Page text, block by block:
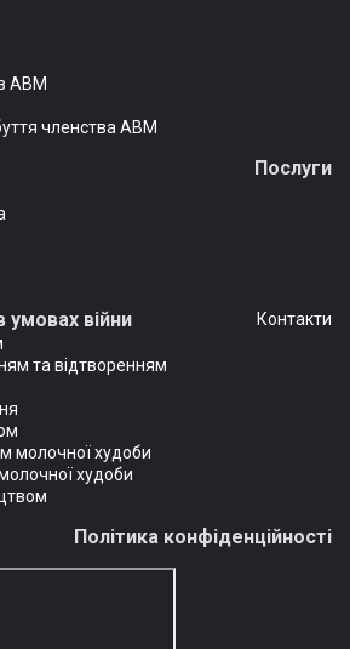
АВМ
членства АВМ
Послуги
умовах війни
та відтворенням
молочної худоби
худоби
Контакти
Політика конфіденційності